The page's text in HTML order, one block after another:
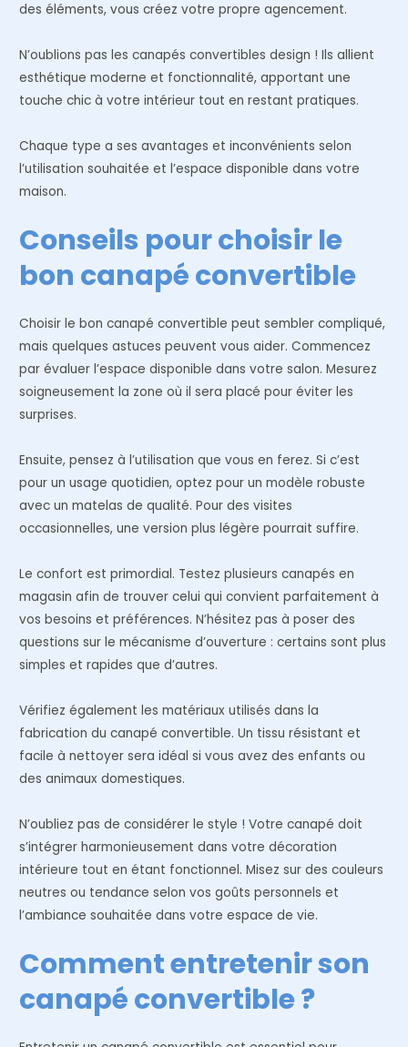
des éléments, vous créez votre propre agencement.
N’oublions pas les canapés convertibles design ! Ils allient
esthétique moderne et fonctionnalité, apportant une
touche chic à votre intérieur tout en restant pratiques.
Chaque type a ses avantages et inconvénients selon
l’utilisation souhaitée et l’espace disponible dans votre
maison.
Conseils pour choisir le
bon canapé convertible
Choisir le bon canapé convertible peut sembler compliqué,
mais quelques astuces peuvent vous aider. Commencez
par évaluer l’espace disponible dans votre salon. Mesurez
soigneusement la zone où il sera placé pour éviter les
surprises.
Ensuite, pensez à l’utilisation que vous en ferez. Si c’est
pour un usage quotidien, optez pour un modèle robuste
avec un matelas de qualité. Pour des visites
occasionnelles, une version plus légère pourrait suffire.
Le confort est primordial. Testez plusieurs canapés en
magasin afin de trouver celui qui convient parfaitement à
vos besoins et préférences. N’hésitez pas à poser des
questions sur le mécanisme d’ouverture : certains sont plus
simples et rapides que d’autres.
Vérifiez également les matériaux utilisés dans la
fabrication du canapé convertible. Un tissu résistant et
facile à nettoyer sera idéal si vous avez des enfants ou
des animaux domestiques.
N’oubliez pas de considérer le style ! Votre canapé doit
s’intégrer harmonieusement dans votre décoration
intérieure tout en étant fonctionnel. Misez sur des couleurs
neutres ou tendance selon vos goûts personnels et
l’ambiance souhaitée dans votre espace de vie.
Comment entretenir son
canapé convertible ?